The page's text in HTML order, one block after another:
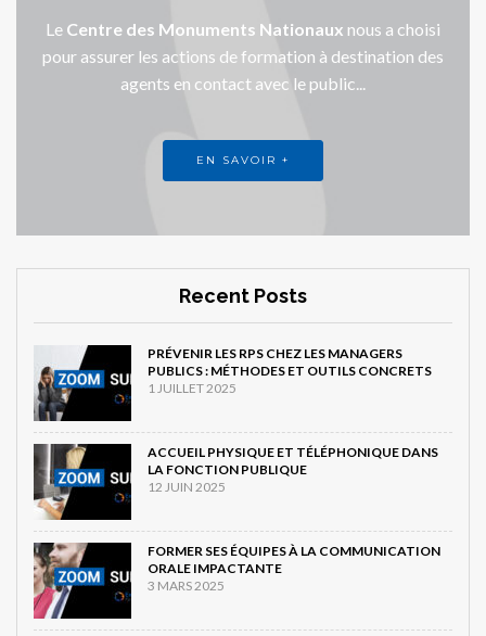
Le Centre des Monuments Nationaux nous a choisi
pour assurer les actions de formation à destination des
agents en contact avec le public...
EN SAVOIR +
Recent Posts
PRÉVENIR LES RPS CHEZ LES MANAGERS
PUBLICS : MÉTHODES ET OUTILS CONCRETS
1 JUILLET 2025
ACCUEIL PHYSIQUE ET TÉLÉPHONIQUE DANS
LA FONCTION PUBLIQUE
12 JUIN 2025
FORMER SES ÉQUIPES À LA COMMUNICATION
ORALE IMPACTANTE
3 MARS 2025